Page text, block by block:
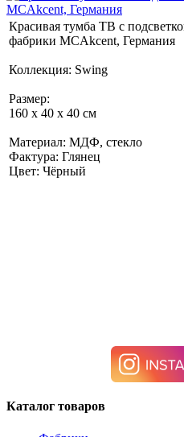
Красивая тумба ТВ с
фабрики MCAkcent, Германия
Коллекция: Swing
Размер:
160 х 40 х 40 см
Материал: МДФ, стекло
Фактура: Глянец
Цвет: Чёрный
Каталог товаров